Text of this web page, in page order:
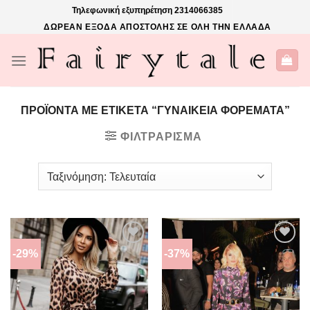
Τηλεφωνική εξυπηρέτηση 2314066385
ΔΩΡΕΑΝ ΕΞΟΔΑ ΑΠΟΣΤΟΛΗΣ ΣΕ ΟΛΗ ΤΗΝ ΕΛΛΑΔΑ
ΠΡΟΪΌΝΤΑ ΜΕ ΕΤΙΚΈΤΑ “ΓΥΝΑΙΚΕΙΑ ΦΟΡΕΜΑΤΑ”
ΦΙΛΤΡΆΡΙΣΜΑ
-29%
ΠΡΌΣΘΉΚΗ
ΣΤΗΝ
ΛΊΣΤΑ
-37%
ΠΡΌΣΘΉΚΗ
ΣΤΗΝ
ΛΊΣΤΑ